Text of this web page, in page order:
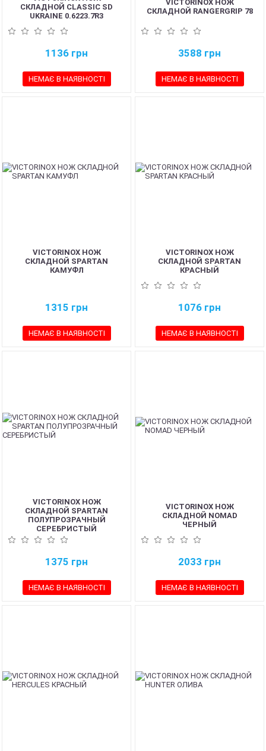
СКЛАДНОЙ CLASSIC SD
UKRAINE 0.6223.7R3
1136 грн
НЕМАЄ В НАЯВНОСТІ
VICTORINOX НОЖ
СКЛАДНОЙ RANGERGRIP 78
3588 грн
НЕМАЄ В НАЯВНОСТІ
VICTORINOX НОЖ
СКЛАДНОЙ SPARTAN
КАМУФЛ
1315 грн
НЕМАЄ В НАЯВНОСТІ
VICTORINOX НОЖ
СКЛАДНОЙ SPARTAN
КРАСНЫЙ
1076 грн
НЕМАЄ В НАЯВНОСТІ
VICTORINOX НОЖ
СКЛАДНОЙ SPARTAN
ПОЛУПРОЗРАЧНЫЙ
СЕРЕБРИСТЫЙ
1375 грн
НЕМАЄ В НАЯВНОСТІ
VICTORINOX НОЖ
СКЛАДНОЙ NOMAD
ЧЕРНЫЙ
2033 грн
НЕМАЄ В НАЯВНОСТІ